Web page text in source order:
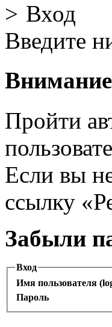
Вход
Введите
Пройти
Если вы
ссылку
Забыли
Вход
Имя пользователя
Пароль